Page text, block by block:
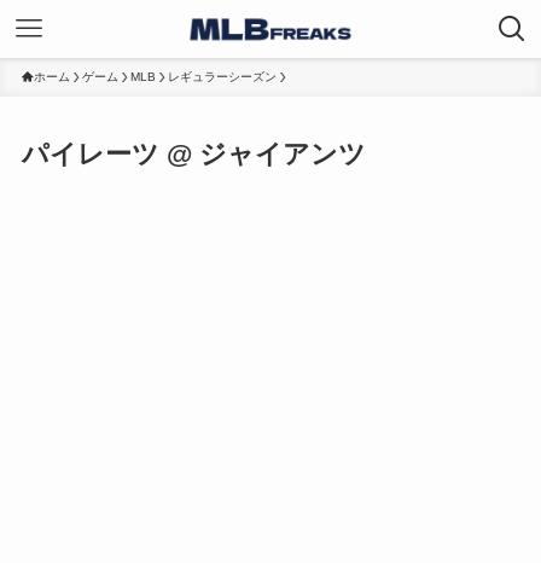
ホーム ゲーム MLB レギュラーシーズン
パイレーツ @ ジャイアンツ